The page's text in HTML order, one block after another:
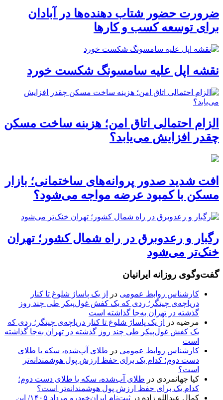
ضرورت حضور شتاب ‌دهنده‌ها در آبادان
برای توسعه کسب‌ و کارها
نقشه اپل علیه سامسونگ شکست خورد
الزام احتمالی اتاق امن؛ هزینه ساخت مسکن
چقدر افزایش می‌یابد؟
افت شدید صدور پروانه‌های ساختمانی؛ بازار
مسکن با کمبود عرضه مواجه می‌شود؟
رگبار و رعدوبرق در راه شمال کشور؛ تهران
خنک‌تر می‌شود
گفت‌وگوی روزانه ایرانیان
کارشناس روابط عمومی در
از یک پاساژ شلوغ تا کنار
دریاچه‌ی چیتگر؛ ردی که یک کفش غول‌پیکر طی چند روز
گذشته در تهران به‌جا گذاشته است
مرضیه در
از یک پاساژ شلوغ تا کنار دریاچه‌ی چیتگر؛ ردی که
یک کفش غول‌پیکر طی چند روز گذشته در تهران به‌جا گذاشته
است
کارشناس روابط عمومی در طلای آب‌شده، سکه یا طلای
دست دوم؛ کدام یک برای حفظ ارزش پول هوشمندانه‌تر
است؟
کیا جهانمردی در طلای آب‌شده، سکه یا طلای دست دوم؛
کدام یک برای حفظ ارزش پول هوشمندانه‌تر است؟
کمال عبدالله زاده در ثبت‌نام ایران‌خودرو مرداد ۱۴۰۵/ این